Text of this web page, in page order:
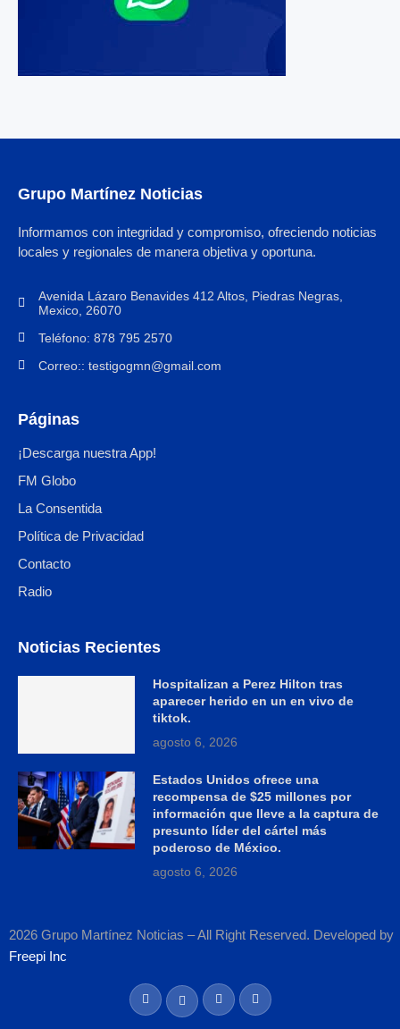
Grupo Martínez Noticias
Informamos con integridad y compromiso, ofreciendo noticias
locales y regionales de manera objetiva y oportuna.
Avenida Lázaro Benavides 412 Altos, Piedras Negras,
Mexico, 26070
Teléfono: 878 795 2570
Correo:: testigogmn@gmail.com
Páginas
¡Descarga nuestra App!
FM Globo
La Consentida
Política de Privacidad
Contacto
Radio
Noticias Recientes
Hospitalizan a Perez Hilton tras
aparecer herido en un en vivo de
tiktok.
agosto 6, 2026
Estados Unidos ofrece una
recompensa de $25 millones por
información que lleve a la captura de
presunto líder del cártel más
poderoso de México.
agosto 6, 2026
2026 Grupo Martínez Noticias – All Right Reserved. Developed by
Freepi Inc